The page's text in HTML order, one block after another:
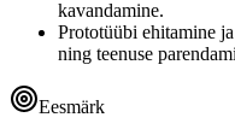
kavandamine.
Prototüübi ehitamine
ning teenuse
Eesmärk